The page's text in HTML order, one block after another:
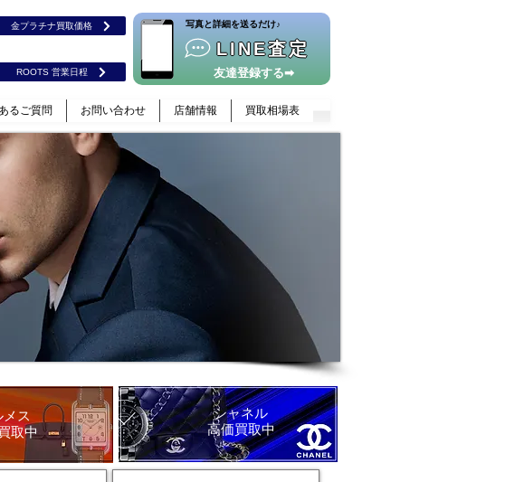
金プラチナ買取価格
ROOTS 営業日程
LINE査定
​写真と詳細を送るだけ♪
友達登録する➡
るご質問 お問い合わせ 店舗情報 買取相場表
メス
取中
シャネル
​高価買取中